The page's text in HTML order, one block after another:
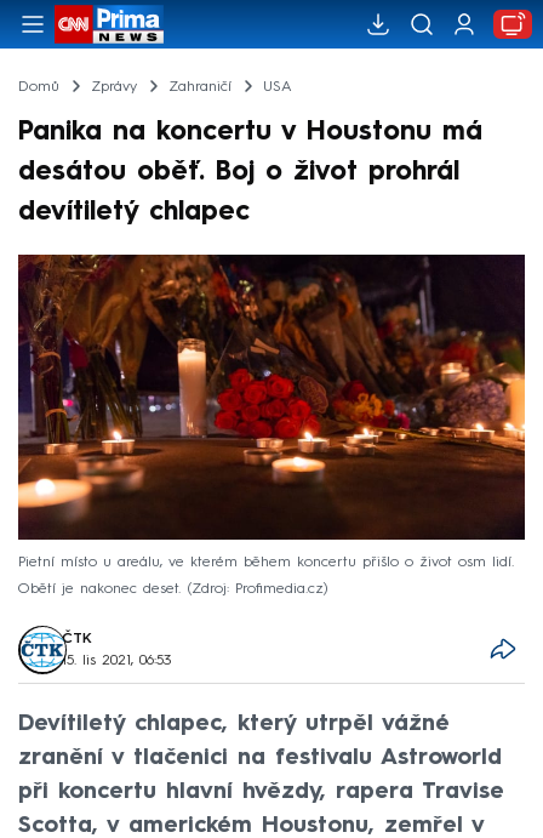
Domů Zprávy Zahraničí USA
Panika na koncertu v Houstonu má
desátou oběť. Boj o život prohrál
devítiletý chlapec
Pietní místo u areálu, ve kterém během koncertu přišlo o život osm lidí.
Obětí je nakonec deset.
Zdroj: Profimedia.cz
ČTK
15. lis 2021, 06:53
Devítiletý chlapec, který utrpěl vážné
zranění v tlačenici na festivalu Astroworld
při koncertu hlavní hvězdy, rapera Travise
Scotta, v americkém Houstonu, zemřel v